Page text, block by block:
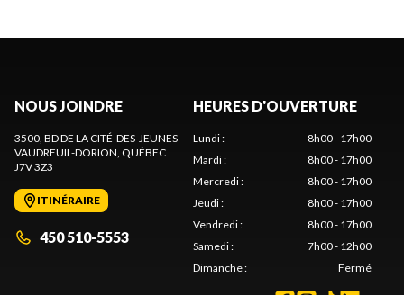
NOUS JOINDRE
3500, BD DE LA CITÉ-DES-JEUNES
VAUDREUIL-DORION, QUÉBEC
J7V 3Z3
ITINÉRAIRE
450 510-5553
HEURES D'OUVERTURE
Lundi:
8h00 - 17h00
Mardi:
8h00 - 17h00
Mercredi:
8h00 - 17h00
Jeudi:
8h00 - 17h00
Vendredi:
8h00 - 17h00
Samedi:
7h00 - 12h00
Dimanche: Fermé